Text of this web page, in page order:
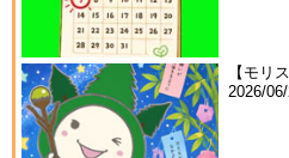
【モリ
2026/